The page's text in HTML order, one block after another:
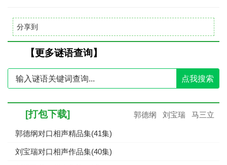
分享到
【更多谜语查询】
点我搜索
[打包下载] 郭德纲 刘宝瑞 马三立
郭德纲对口相声精品集(41集)
刘宝瑞对口相声作品集(40集)